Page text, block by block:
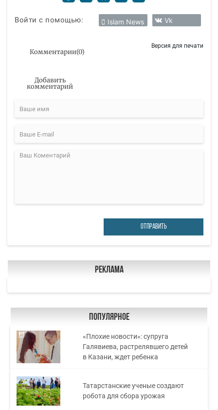
Войти с помощью: Islam News Vk
Комментарии(0)
Версия для печати
Добавить
комментарий
ОТПРАВИТЬ
Реклама
Популярное
«Плохие новости»: супруга
Галявиева, растрелявшего детей
в Казани, ждет ребенка
Татарстанские ученые создают
робота для сбора урожая